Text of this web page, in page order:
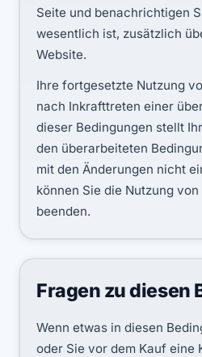
Seite und benachrichtigen
wesentlich ist, zusätzlich
Website.
Ihre fortgesetzte Nutzung
nach Inkrafttreten einer
dieser Bedingungen stellt
den überarbeiteten
mit den Änderungen nicht
können Sie die Nutzung
beenden.
Fragen zu diesen
Wenn etwas in diesen
oder Sie vor dem Kauf eine